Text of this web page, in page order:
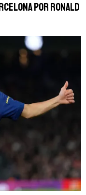
por Ronald